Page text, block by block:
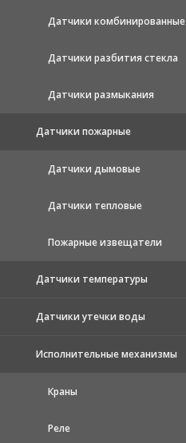
Датчики комбинированные
Датчики разбития стекла
Датчики размыкания
Датчики пожарные
Датчики дымовые
Датчики тепловые
Пожарные извещатели
Датчики температуры
Датчики утечки воды
Исполнительные механизмы
Краны
Реле